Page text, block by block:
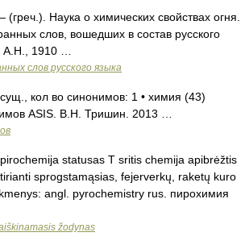
(греч.). Наука о химических свойствах огня.
слов, вошедших в состав русского
А.Н., 1910 …
слов русского языка
кол во синонимов: 1 • химия (43)
ASIS. В.Н. Тришин. 2013 …
statusas T sritis chemija apibrėžtis
sprogstamąsias, fejerverkų, raketų kuro
angl. pyrochemistry rus. пирохимия
žodynas